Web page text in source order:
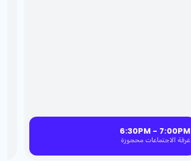
6:30PM - 7:00PM
غرفة الاجتماعات محجوزة